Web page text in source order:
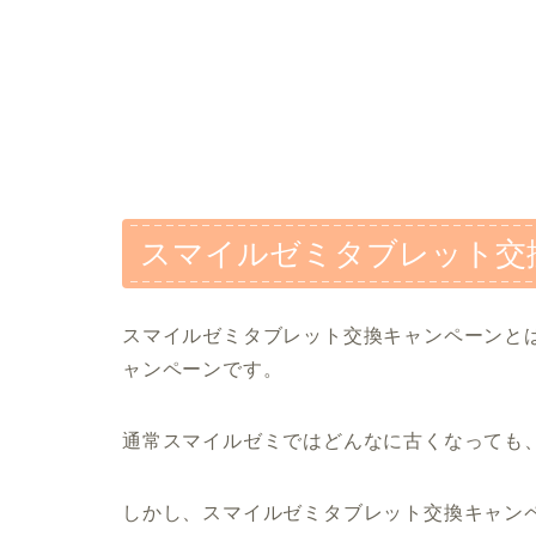
スマイルゼミタブレット交
スマイルゼミタブレット交換キャンペーン
ャンペーンです。
通常スマイルゼミではどんなに古くなっても
しかし、スマイルゼミタブレット交換キャ